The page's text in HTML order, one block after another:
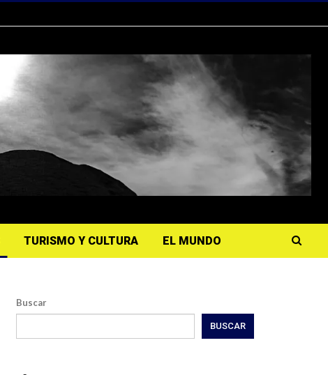
TURISMO Y CULTURA EL MUNDO
Buscar
BUSCAR